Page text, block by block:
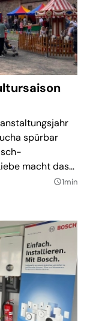
spürbar
macht das
die Frauen“.
query_builder1min